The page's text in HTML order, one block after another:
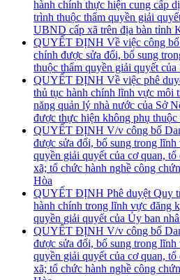
hành chính thực hiện cung cấp
trình thuộc thẩm quyền giải
UBND cấp xã trên địa bàn tỉnh
QUYẾT ĐỊNH Về việc công bố
chính được sửa đổi, bổ sung
thuộc thẩm quyền giải quyết
QUYẾT ĐỊNH Về việc phê
thủ tục hành chính lĩnh vực môi
năng quản lý nhà nước của Sở
được thực hiện không phụ
QUYẾT ĐỊNH V/v công bố
được sửa đổi, bổ sung trong
quyền giải quyết của cơ quan,
xã; tổ chức hành nghề công
Hòa
QUYẾT ĐỊNH Phê duyệt Quy
hành chính trong lĩnh vực đăng
quyền giải quyết của Ủy ban
QUYẾT ĐỊNH V/v công bố
được sửa đổi, bổ sung trong
quyền giải quyết của cơ quan,
xã; tổ chức hành nghề công